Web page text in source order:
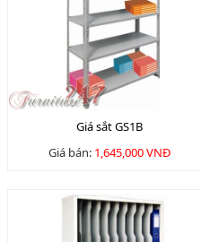
Giá sắt GS1B
Giá bán: 1,645,000 VNĐ